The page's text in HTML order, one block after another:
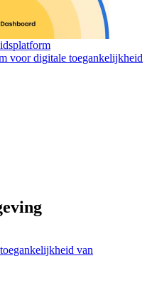
voor digitale toegankelijkheid
van